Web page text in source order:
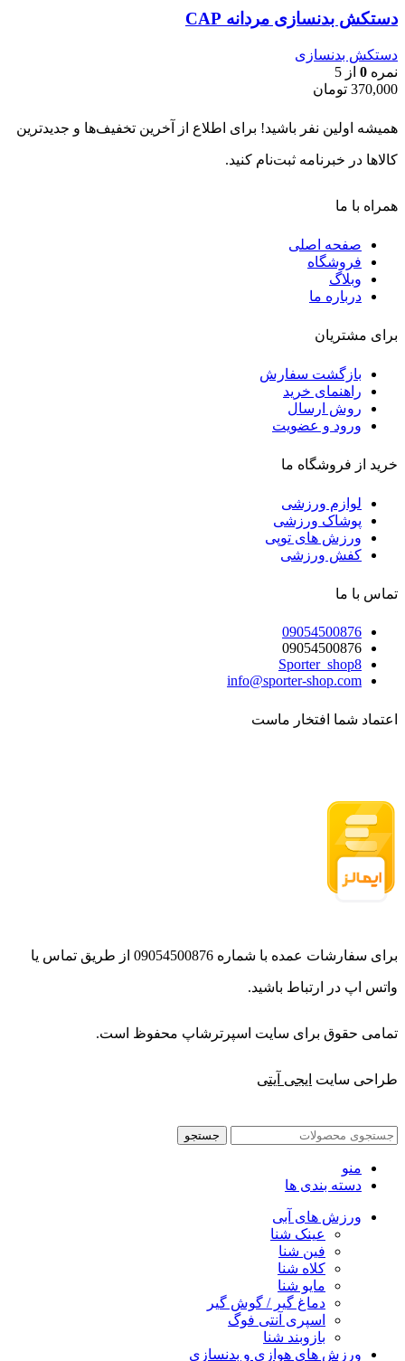
دستکش بدنسازی مردانه CAP
دستکش بدنسازی
نمره 0 از 5
370,000 تومان
همیشه اولین نفر باشید! برای اطلاع از آخرین تخفیف‌ها و جدیدترین
کالاها در خبرنامه ثبت‌نام کنید.
همراه با ما
صفحه اصلی
فروشگاه
وبلاگ
درباره ما
برای مشتریان
بازگشت سفارش
راهنمای خرید
روش ارسال
ورود و عضویت
خرید از فروشگاه ما
لوازم ورزشی
پوشاک ورزشی
ورزش های توپی
کفش ورزشی
تماس با ما
09054500876
09054500876
Sporter_shop8
info@sporter-shop.com
اعتماد شما افتخار ماست
برای سفارشات عمده با شماره 09054500876 از طریق تماس یا
واتس اپ در ارتباط باشید.
تمامی حقوق برای سایت اسپرترشاپ محفوظ است.
طراحی سایت ایجی آیتی
جستجو
منو
دسته بندی ها
ورزش های آبی
عینک شنا
فین شنا
کلاه شنا
مایو شنا
دماغ گیر / گوش گیر
اسپری آنتی فوگ
بازوبند شنا
ورزش های هوازی و بدنسازی